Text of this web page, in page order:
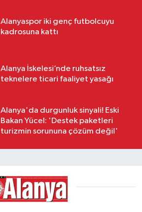
Alanyaspor iki genç futbolcuyu
kadrosuna kattı
Alanya İskelesi’nde ruhsatsız
teknelere ticari faaliyet yasağı
Alanya'da durgunluk sinyali! Eski
Bakan Yücel: 'Destek paketleri
turizmin sorununa çözüm değil'